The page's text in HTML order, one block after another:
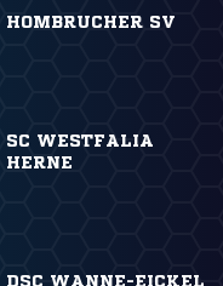
HOMBRUCHER SV
SC WESTFALIA
HERNE
DSC WANNE-EICKEL